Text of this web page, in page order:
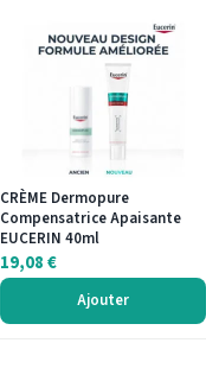
CRÈME Dermopure
Compensatrice Apaisante
EUCERIN 40ml
19,08€
Ajouter